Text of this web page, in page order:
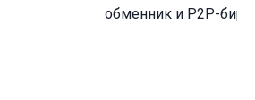
обменник и P2P-